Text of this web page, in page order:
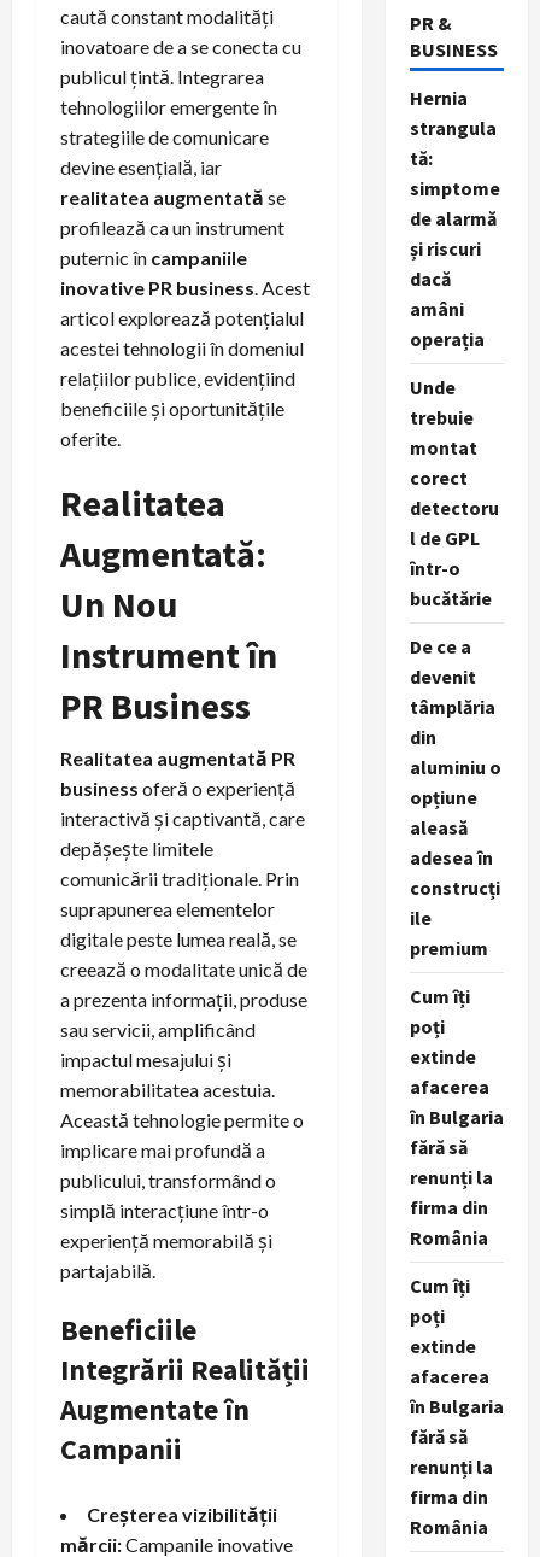
caută constant modalități
inovatoare de a se conecta cu
publicul țintă. Integrarea
tehnologiilor emergente în
strategiile de comunicare
devine esențială, iar
realitatea augmentată se
profilează ca un instrument
puternic în campaniile
inovative PR business. Acest
articol explorează potențialul
acestei tehnologii în domeniul
relațiilor publice, evidențiind
beneficiile și oportunitățile
oferite.
Realitatea
Augmentată:
Un Nou
Instrument în
PR Business
Realitatea augmentată PR
business oferă o experiență
interactivă și captivantă, care
depășește limitele
comunicării tradiționale. Prin
suprapunerea elementelor
digitale peste lumea reală, se
creează o modalitate unică de
a prezenta informații, produse
sau servicii, amplificând
impactul mesajului și
memorabilitatea acestuia.
Această tehnologie permite o
implicare mai profundă a
publicului, transformând o
simplă interacțiune într-o
experiență memorabilă și
partajabilă.
Beneficiile
Integrării Realității
Augmentate în
Campanii
Creșterea vizibilității
mărcii:Campanile inovative
PR &
BUSINESS
Hernia
strangula
tă:
simptome
de alarmă
și riscuri
dacă
amâni
operația
Unde
trebuie
montat
corect
detectoru
l de GPL
într-o
bucătărie
De ce a
devenit
tâmplăria
din
aluminiu o
opțiune
aleasă
adesea în
construcți
ile
premium
Cum îți
poți
extinde
afacerea
în Bulgaria
fără să
renunți la
firma din
România
Cum îți
poți
extinde
afacerea
în Bulgaria
fără să
renunți la
firma din
România